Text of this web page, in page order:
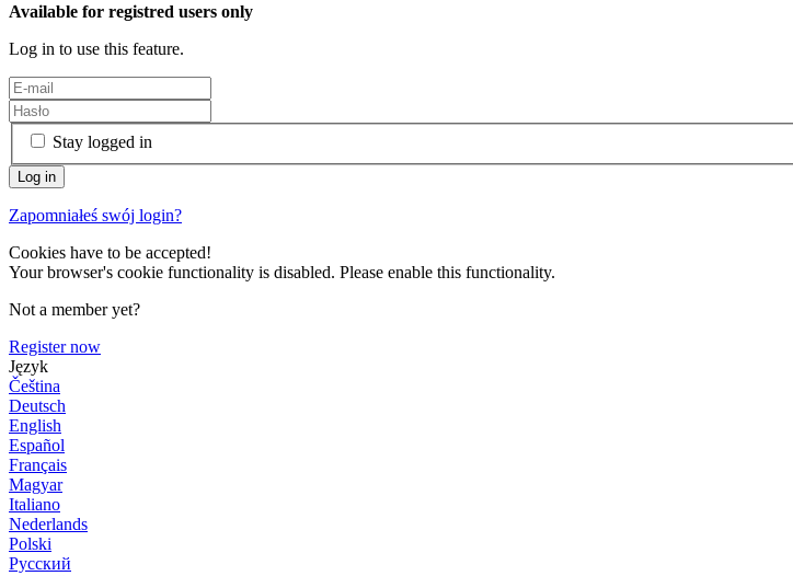
Available for registred users only
Log in to use this feature.
Stay logged in
Zapomniałeś swój login?
Cookies have to be accepted!
Your browser's cookie functionality is disabled. Please enable this functionality.
Not a member yet?
Register now
Język
Čeština
Deutsch
English
Español
Français
Magyar
Italiano
Nederlands
Polski
Русский